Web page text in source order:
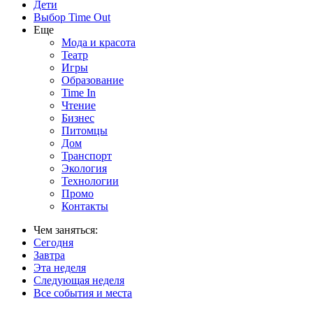
Дети
Выбор Time Out
Еще
Мода и красота
Театр
Игры
Образование
Time In
Чтение
Бизнес
Питомцы
Дом
Транспорт
Экология
Технологии
Промо
Контакты
Чем заняться:
Сегодня
Завтра
Эта неделя
Следующая неделя
Все события и места